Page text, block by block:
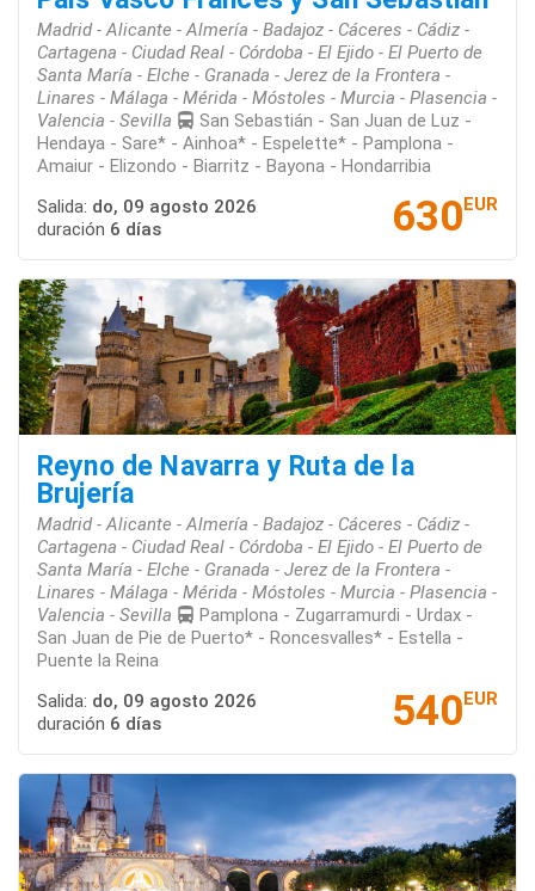
Madrid - Alicante - Almería - Badajoz - Cáceres - Cádiz -
Cartagena - Ciudad Real - Córdoba - El Ejido - El Puerto de
Santa María - Elche - Granada - Jerez de la Frontera -
Linares - Málaga - Mérida - Móstoles - Murcia - Plasencia -
Valencia - Sevilla
San Sebastián - San Juan de Luz -
Hendaya - Sare* - Ainhoa* - Espelette* - Pamplona -
Amaiur - Elizondo - Biarritz - Bayona - Hondarribia
630EUR
Salida: do, 09 agosto 2026
duración 6 días
Reyno de Navarra y Ruta de la
Brujería
Madrid - Alicante - Almería - Badajoz - Cáceres - Cádiz -
Cartagena - Ciudad Real - Córdoba - El Ejido - El Puerto de
Santa María - Elche - Granada - Jerez de la Frontera -
Linares - Málaga - Mérida - Móstoles - Murcia - Plasencia -
Valencia - Sevilla
Pamplona - Zugarramurdi - Urdax -
San Juan de Pie de Puerto* - Roncesvalles* - Estella -
Puente la Reina
540EUR
Salida: do, 09 agosto 2026
duración 6 días